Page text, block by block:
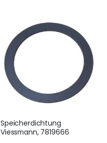
Speicherdichtung
Viessmann, 7819666